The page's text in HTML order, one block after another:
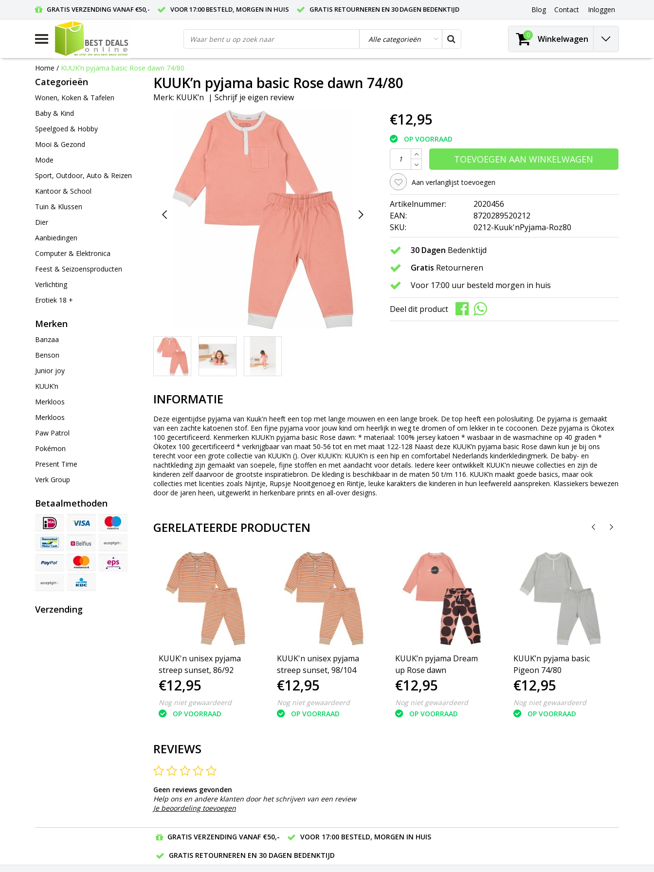
GRATIS VERZENDING VANAF €50,- VOOR 17:00 BESTELD, MORGEN IN HUIS GRATIS RETOURNEREN EN 30 DAGEN BEDENKTIJD Blog Contact Inloggen
0 Winkelwagen
Home / KUUK’n pyjama basic Rose dawn 74/80
Categorieën
Wonen, Koken & Tafelen
Baby & Kind
Speelgoed & Hobby
Mooi & Gezond
Mode
Sport, Outdoor, Auto & Reizen
Kantoor & School
Tuin & Klussen
Dier
Aanbiedingen
Computer & Elektronica
Feest & Seizoensproducten
Verlichting
Erotiek 18 +
Merken
Banzaa
Benson
Junior joy
KUUK’n
Merkloos
Merkloos
Paw Patrol
Pokémon
Present Time
Verk Group
Betaalmethoden
Verzending
KUUK’n pyjama basic Rose dawn 74/80
Merk: KUUK’n | Schrijf je eigen review
€12,95
OP VOORRAAD
TOEVOEGEN AAN WINKELWAGEN
Aan verlanglijst toevoegen
Artikelnummer:
2020456
EAN:
8720289520212
SKU:
0212-Kuuk'nPyjama-Roz80
30 Dagen Bedenktijd
Gratis Retourneren
Voor 17:00 uur besteld morgen in huis
Deel dit product
INFORMATIE
Deze eigentijdse pyjama van Kuuk'n heeft een top met lange mouwen en een lange broek. De top heeft een polosluiting. De pyjama is gemaakt
van een zachte katoenen stof. Een fijne pyjama voor jouw kind om heerlijk in weg te dromen of om lekker in te cocoonen. Deze pyjama is Ökotex
100 gecertificeerd. Kenmerken KUUK’n pyjama basic Rose dawn: * materiaal: 100% jersey katoen * wasbaar in de wasmachine op 40 graden *
Ökotex 100 gecertificeerd * verkrijgbaar van maat 50-56 tot en met maat 122-128 Naast deze KUUK’n pyjama basic Rose dawn kun je bij ons
terecht voor een grote collectie van KUUK’n (). Over KUUK’n: KUUK’n is een hip en comfortabel Nederlands kinderkledingmerk. De baby- en
nachtkleding zijn gemaakt van soepele, fijne stoffen en met aandacht voor details. Iedere keer ontwikkelt KUUK'n nieuwe collecties en zijn de
kinderen zelf daarvoor de grootste inspiratiebron. De kleding is beschikbaar in de maten 50 t/m 116. KUUK’n maakt goede basics, maar ook
collecties met licenties zoals Nijntje, Rupsje Nooitgenoeg en Rintje, leuke karakters die kinderen in hun leefwereld aanspreken. Klassiekers bewezen
door de jaren heen, uitgewerkt in herkenbare prints en all-over designs.
GERELATEERDE PRODUCTEN
KUUK'n unisex pyjama
streep sunset, 86/92
€12,95
Nog niet gewaardeerd
OP VOORRAAD
KUUK'n unisex pyjama
streep sunset, 98/104
€12,95
Nog niet gewaardeerd
OP VOORRAAD
KUUK’n pyjama Dream
up Rose dawn
€12,95
Nog niet gewaardeerd
OP VOORRAAD
KUUK’n pyjama basic
Pigeon 74/80
€12,95
Nog niet gewaardeerd
OP VOORRAAD
REVIEWS
Geen reviews gevonden
Help ons en andere klanten door het schrijven van een review
Je beoordeling toevoegen
GRATIS VERZENDING VANAF €50,-
VOOR 17:00 BESTELD, MORGEN IN HUIS
GRATIS RETOURNEREN EN 30 DAGEN BEDENKTIJD